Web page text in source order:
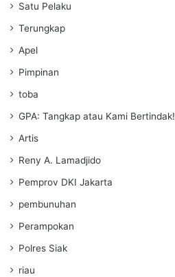
Satu Pelaku
Terungkap
Apel
Pimpinan
toba
GPA: Tangkap atau Kami Bertindak!
Artis
Reny A. Lamadjido
Pemprov DKI Jakarta
pembunuhan
Perampokan
Polres Siak
riau